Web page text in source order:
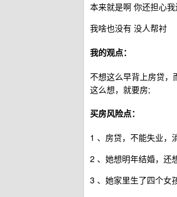
本来就是啊 你还担心
我啥也没有 没人帮衬
我的观点：
不想这么早背上房贷，
这么想，就要房;
买房风险点：
1 、房贷，不能失业，
2 、她想明年结婚，还
3 、她家里生了四个女